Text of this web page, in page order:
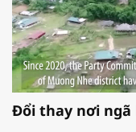
Đổi thay nơi ngã